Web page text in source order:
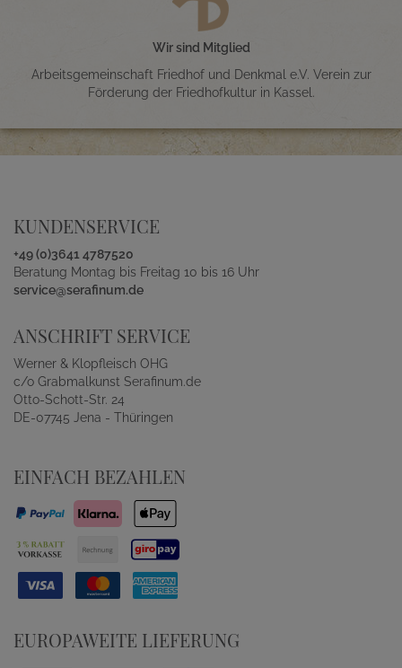
Wir sind Mitglied
Arbeitsgemeinschaft Friedhof und Denkmal e.V. Verein zur
Förderung der Friedhofkultur in Kassel.
KUNDENSERVICE
+49 (0)3641 4787520
Beratung Montag bis Freitag 10 bis 16 Uhr
service@serafinum.de
ANSCHRIFT SERVICE
Werner & Klopfleisch OHG
c/o Grabmalkunst Serafinum.de
Otto-Schott-Str. 24
DE-07745 Jena - Thüringen
EINFACH BEZAHLEN
EUROPAWEITE LIEFERUNG